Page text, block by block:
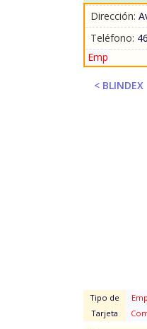
Dirección:
Teléfono:
Emp
< BLINDEX
Tipo de
Tarjeta
Emp